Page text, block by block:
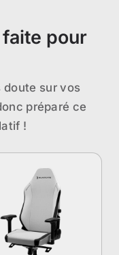
pour
doute sur vos
préparé ce
!